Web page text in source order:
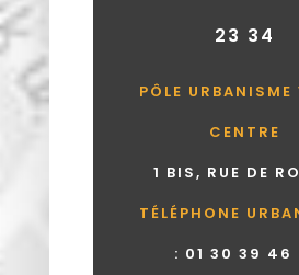
23 34
PÔLE URBANISME
CENTRE
1 BIS, RUE DE
TÉLÉPHONE
: 01 30 39 46